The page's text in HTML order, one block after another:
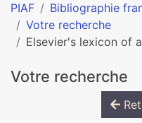
PIAF
Bibliographie
Votre recherche
Elsevier's lexicon of
Votre recherche